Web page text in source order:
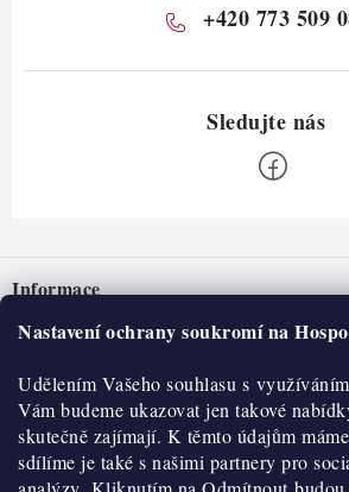
Nastavení ochrany soukromí na
Udělením Vašeho souhlasu s
Vám budeme ukazovat jen takové
skutečně zajímají. K těmto údajům
sdílíme je také s našimi partnery pro
+420 773 509
pInformace
Nepřevzetí zásilky na dobírku
Obchodní podmínky
Hodnocení obchodu
Blog
O nás
Historie
Kontakty
O nákupu
Reklamace a vratky